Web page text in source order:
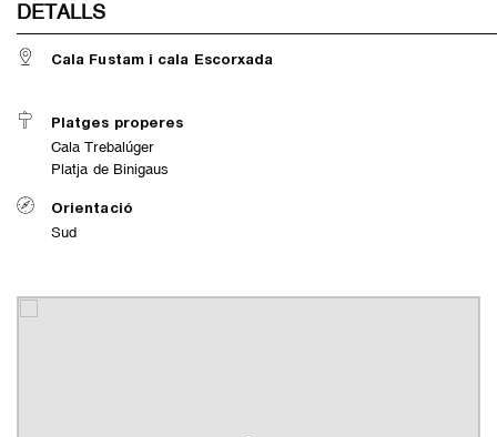
DETALLS
Cala Fustam i cala Escorxada
Platges properes
Cala Trebalúger
Platja de Binigaus
Orientació
Sud